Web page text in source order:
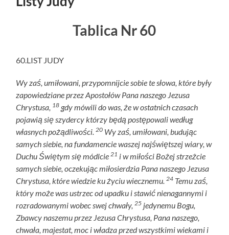
Tablica Nr 60
60.LIST JUDY
Wy zaś, umiłowani, przypomnijcie sobie te słowa, które były
zapowiedziane przez Apostołów Pana naszego Jezusa
Chrystusa, 18 gdy mówili do was, że w ostatnich czasach
pojawią się szydercy którzy będą postępowali według
własnych pożądliwości.20 Wy zaś, umiłowani, budując
samych siebie, na fundamencie waszej najświętszej wiary, w
Duchu Świętym się módlcie21 i w miłości Bożej strzeżcie
samych siebie, oczekując miłosierdzia Pana naszego Jezusa
Chrystusa, które wiedzie ku życiu wiecznemu.24 Temu zaś,
który może was ustrzec od upadku i stawić nienagannymi i
rozradowanymi wobec swej chwały,25 jedynemu Bogu,
Zbawcy naszemu przez Jezusa Chrystusa, Pana naszego,
chwała, majestat, moc i władza przed wszystkimi wiekami i